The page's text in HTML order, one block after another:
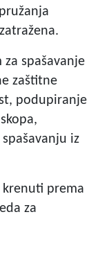
za spašavanje
zaštitne
podupiranje
iz
krenuti prema
za